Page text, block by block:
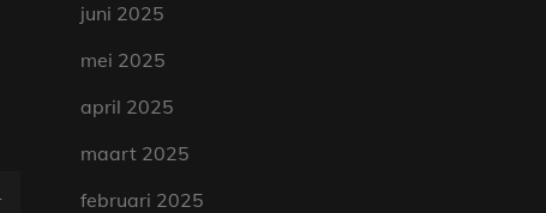
juni 2025
mei 2025
april 2025
maart 2025
februari 2025